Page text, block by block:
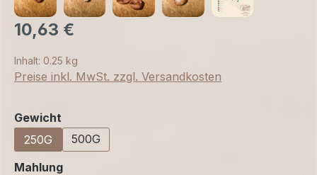
10,63 €
Inhalt: 0.25 kg
Preise inkl. MwSt. zzgl. Versandkosten
Gewicht
250G
500G
Mahlungauswählen